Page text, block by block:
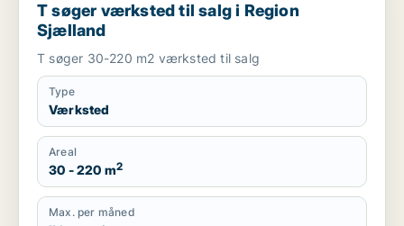
T søger værksted til salg i Region
Sjælland
T søger 30-220 m2 værksted til salg
Type
Værksted
Areal
30 - 220 m2
Max. per måned